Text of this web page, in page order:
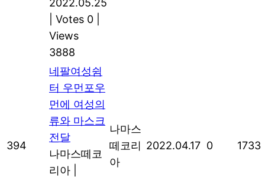
2022.05.25
Votes 0
Views
3888
394
네팔여성쉼
터 우먼포우
먼에 여성의
류와 마스크
전달
나마스떼코
리아
나마스
떼코리
아
2022.04.17 0 1733